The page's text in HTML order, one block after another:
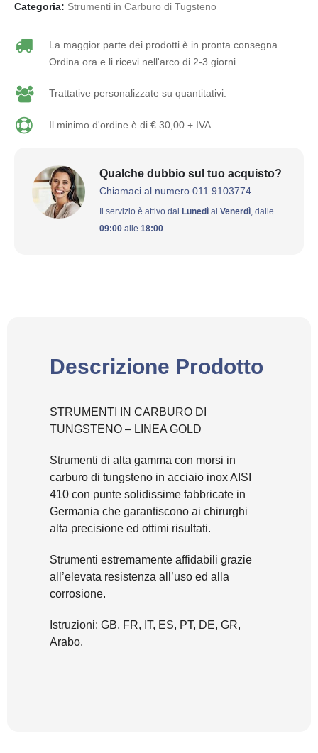
Categoria: Strumenti in Carburo di Tugsteno
La maggior parte dei prodotti è in pronta consegna.
Ordina ora e li ricevi nell'arco di 2-3 giorni.
Trattative personalizzate su quantitativi.
Il minimo d'ordine è di € 30,00 + IVA
Qualche dubbio sul tuo acquisto?
Chiamaci al numero 011 9103774
Il servizio è attivo dal Lunedì al Venerdì, dalle
09:00 alle 18:00.
Descrizione Prodotto
STRUMENTI IN CARBURO DI
TUNGSTENO – LINEA GOLD
Strumenti di alta gamma con morsi in
carburo di tungsteno in acciaio inox AISI
410 con punte solidissime fabbricate in
Germania che garantiscono ai chirurghi
alta precisione ed ottimi risultati.
Strumenti estremamente affidabili grazie
all’elevata resistenza all’uso ed alla
corrosione.
Istruzioni: GB, FR, IT, ES, PT, DE, GR,
Arabo.